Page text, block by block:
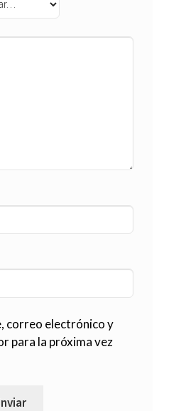
correo electrónico y
para la próxima vez